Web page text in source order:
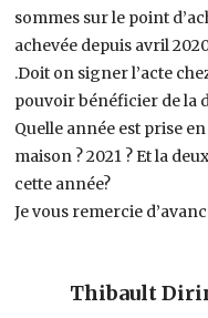
sommes sur le point
achevée depuis avril
.Doit on signer l’acte
pouvoir bénéficier de la
Quelle année est prise
maison ? 2021 ? Et la
cette année?
Je vous remercie
Thibault